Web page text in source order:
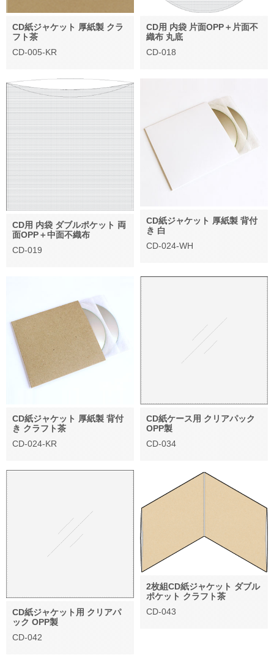
CD紙ジャケット 厚紙製 クラ
フト茶
CD-005-KR
CD用 内袋 片面OPP＋片面不
織布 丸底
CD-018
CD用 内袋 ダブルポケット 両
面OPP＋中面不織布
CD-019
CD紙ジャケット 厚紙製 背付
き 白
CD-024-WH
CD紙ジャケット 厚紙製 背付
き クラフト茶
CD-024-KR
CD紙ケース用 クリアパック
OPP製
CD-034
CD紙ジャケット用 クリアパ
ック OPP製
CD-042
2枚組CD紙ジャケット ダブル
ポケット クラフト茶
CD-043